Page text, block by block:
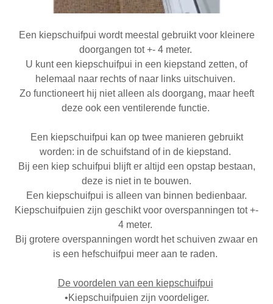
Een kiepschuifpui wordt meestal gebruikt voor kleinere
doorgangen tot +- 4 meter.
U kunt een kiepschuifpui in een kiepstand zetten, of
helemaal naar rechts of naar links uitschuiven.
Zo functioneert hij niet alleen als doorgang, maar heeft
deze ook een ventilerende functie.
Een kiepschuifpui kan op twee manieren gebruikt
worden: in de schuifstand of in de kiepstand.
Bij een kiep schuifpui blijft er altijd een opstap bestaan,
deze is niet in te bouwen.
Een kiepschuifpui is alleen van binnen bedienbaar.
Kiepschuifpuien zijn geschikt voor overspanningen tot +-
4 meter.
Bij grotere overspanningen wordt het schuiven zwaar en
is een hefschuifpui meer aan te raden.
De voordelen van een kiepschuifpui
•Kiepschuifpuien zijn voordeliger.